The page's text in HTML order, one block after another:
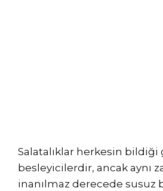
Salatalıklar herkesin bildiği
besleyicilerdir, ancak aynı
inanılmaz derecede susuz